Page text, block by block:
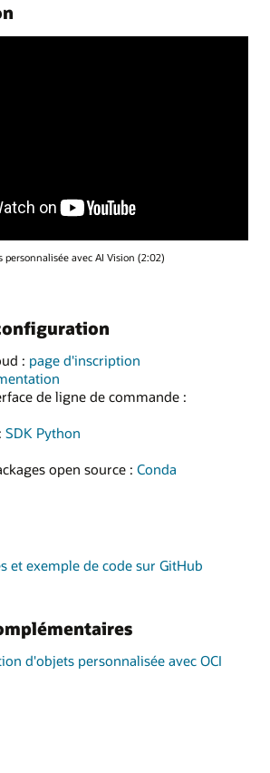
avec AI Vision (2:02)
: page d'inscription
de ligne de commande :
SDK Python
open source : Conda
et exemple de code sur GitHub
d'objets personnalisée avec OCI